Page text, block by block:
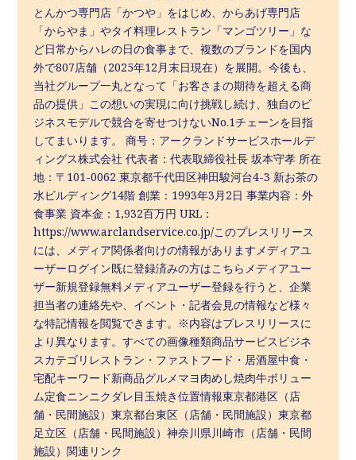
とんかつ専門店「かつや」をはじめ、からあげ専門店
「からやま」やタイ料理レストラン「マンゴツリー」な
ど日常からハレの日の食事まで、複数のブランドを国内
外で807店舗（2025年12月末日現在）を展開。今後も、
当社グループ一丸となって「お客さまの期待を超える商
品の提供」この想いの実現に向け挑戦し続け、独自のビ
ジネスモデルで競合を寄せつけないNo.1チェーンを目指
してまいります。 商号：アークランドサービスホールデ
ィングス株式会社 代表者：代表取締役社長 坂本守孝 所在
地：〒101-0062 東京都千代田区神田駿河台4-3 新お茶の
水ビルディング14階 創業：1993年3月2日 事業内容：外
食事業 資本金：1,932百万円 URL：
https://www.arclandservice.co.jp/このプレスリリース
には、メディア関係者向けの情報がありますメディアユ
ーザーログイン既に登録済みの方はこちらメディアユー
ザー新規登録無料メディアユーザー登録を行うと、企業
担当者の連絡先や、イベント・記者会見の情報など様々
な特記情報を閲覧できます。※内容はプレスリリースに
より異なります。すべての画像種類商品サービスビジネ
スカテゴリレストラン・ファストフード・居酒屋中食・
宅配キーワード新商品グルメマヨ肉めし焼肉牛ボリュー
ム定食ニンニクダレ目玉焼き位置情報東京都港区（店
舗・民間施設）東京都台東区（店舗・民間施設）東京都
足立区（店舗・民間施設）神奈川県川崎市（店舗・民間
施設）関連リンク